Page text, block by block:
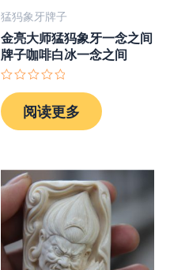
猛犸象牙牌子
金亮大师猛犸象牙一念之间
牌子咖啡白冰一念之间
评
分
0
&sol;
阅读更多